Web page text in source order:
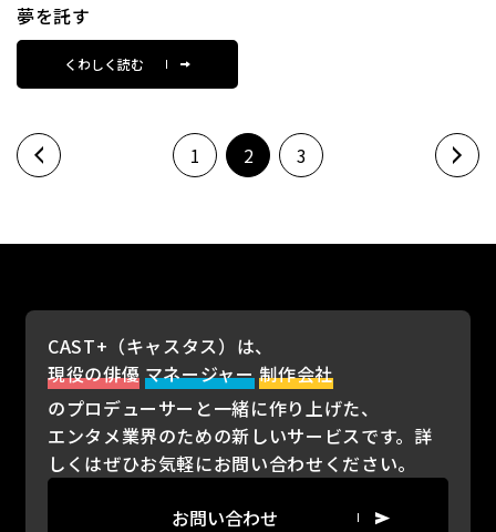
夢を託す
くわしく読む
1 2 3
CAST+（キャスタス）は、
現役の俳優 マネージャー制作会社
のプロデューサーと一緒に作り上げた、
エンタメ業界のための新しいサービスです。詳
しくはぜひお気軽にお問い合わせください。
お問い合わせ